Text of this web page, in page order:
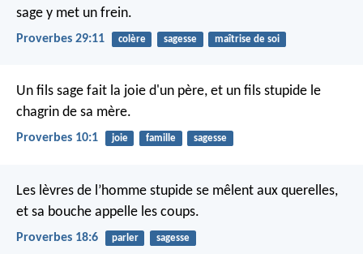
sage y met un frein.
Proverbes 29:11 colère sagesse maîtrise de soi
Un fils sage fait la joie d'un père, et un fils stupide le
chagrin de sa mère.
Proverbes 10:1 joie famille sagesse
Les lèvres de l’homme stupide se mêlent aux querelles,
et sa bouche appelle les coups.
Proverbes 18:6 parler sagesse